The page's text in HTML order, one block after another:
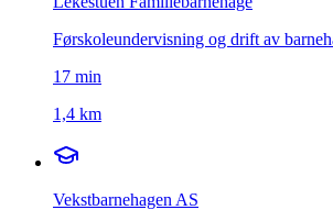
Førskoleundervisning og drift av
17 min
1,4 km
Vekstbarnehagen AS